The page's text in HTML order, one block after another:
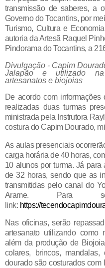
transmissão de saberes, a
Governo do Tocantins, por
Turismo, Cultura e
autoria da Artesã Raquel
Pindorama do Tocantins, a
Divulgação - Capim
Jalapão e utilizado
artesanatos e biojoias
De acordo com
realizadas duas turmas
ministrada pela Instrutora
costura do Capim Dourado,
As aulas presenciais
carga horária de 40 horas,
10 alunos por turma. Já
de 32 horas, sendo que as
transmitidas pelo canal do
Arame. Para
link: https://
Nas oficinas, serão
artesanato utilizando como
além da produção de
colares, brincos,
dourado são costurados